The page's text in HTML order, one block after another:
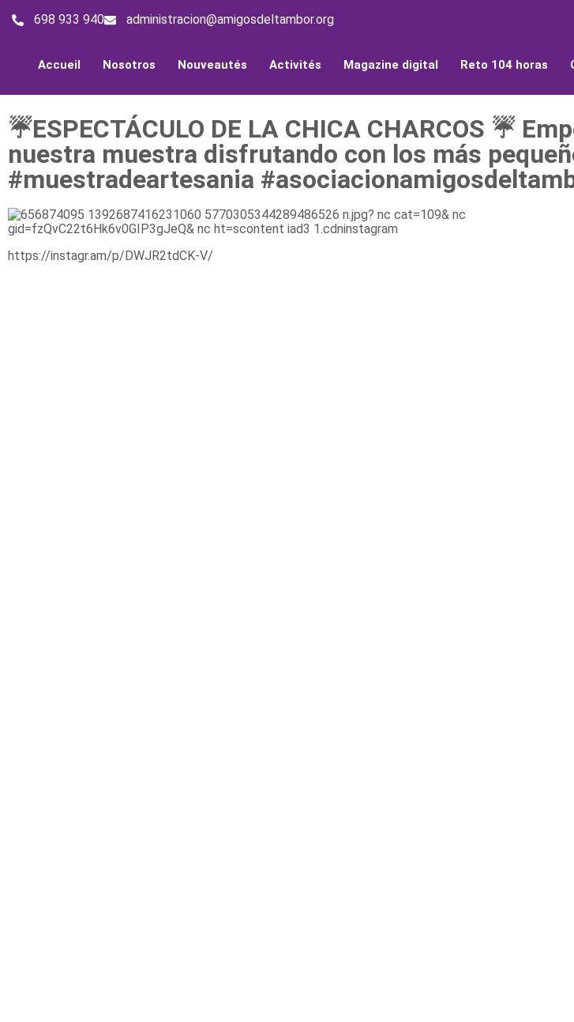
698 933 940 administracion@amigosdeltambor.org
Accueil Nosotros Nouveautés Activités Magazine digital Reto 104 horas
☔️ESPECTÁCULO DE LA CHICA CHARCOS ☔️
nuestra muestra disfrutando con los más
#muestradeartesania
https://instagr.am/p/DWJR2tdCK-V/